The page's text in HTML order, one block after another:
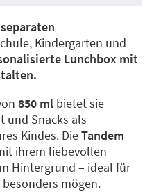
Kindergarten und
Lunchbox mit
850 ml bietet sie
und Snacks als
Kindes. DieTandem
ihrem liebevollen
Hintergrund – ideal für
mögen.